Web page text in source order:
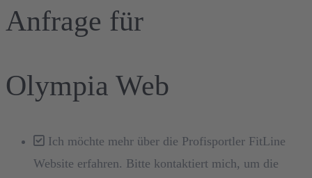
Anfrage für
Olympia Web
Ich möchte mehr über die Profisportler FitLine
Website erfahren. Bitte kontaktiert mich, um die